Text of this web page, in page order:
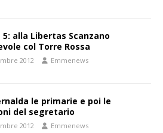
5: alla Libertas Scanzano
col Torre Rossa
2012 Emmenews
le primarie e poi le
del segretario
2012 Emmenews